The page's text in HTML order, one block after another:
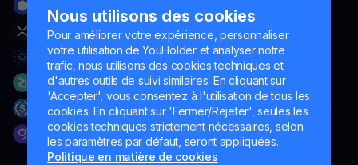
Nous utilisons des cookies
Pour améliorer votre expérience, personnaliser
votre utilisation de YouHolder et analyser notre
trafic, nous utilisons des cookies techniques et
d'autres outils de suivi similaires. En cliquant sur
'Accepter', vous consentez à l'utilisation de tous les
cookies. En cliquant sur 'Fermer/Rejeter', seules les
cookies techniques strictement nécessaires, selon
les paramètres par défaut, seront appliquées.
Politique en matière de cookies